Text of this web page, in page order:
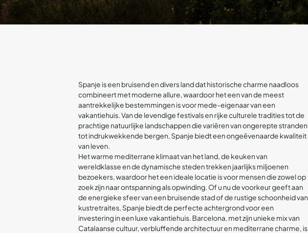
Spanje is een bruisend en divers land dat historische charme naadloos
combineert met moderne allure, waardoor het een van de meest
aantrekkelijke bestemmingen is voor mede-eigenaar van een
vakantiehuis. Van de levendige festivals en rijke culturele tradities tot de
prachtige natuurlijke landschappen die variëren van ongerepte stranden
tot indrukwekkende bergen, Spanje biedt een ongeëvenaarde kwaliteit
van leven.
Het warme mediterrane klimaat van het land, de keuken van
wereldklasse en de dynamische steden trekken jaarlijks miljoenen
bezoekers, waardoor het een ideale locatie is voor mensen die zowel op
zoek zijn naar ontspanning als opwinding. Of u nu de voorkeur geeft aan
de energieke sfeer van een bruisende stad of de rustige schoonheid van
kustretraites, Spanje biedt de perfecte achtergrond voor een
investering in een luxe vakantiehuis. Barcelona, met zijn unieke mix van
Catalaanse cultuur, verbluffende architectuur en mediterrane charme, is